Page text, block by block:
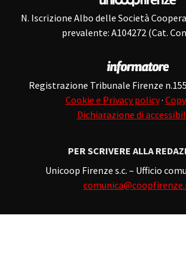
N. Iscrizione Albo delle Società
prevalente: A104272 (Cat.
Registrazione Tribunale Firenze
Cookie e Privacy policy·
Dichiarazione di
PER SCRIVERE ALLA
Unicoop Firenze s.c. – Ufficio